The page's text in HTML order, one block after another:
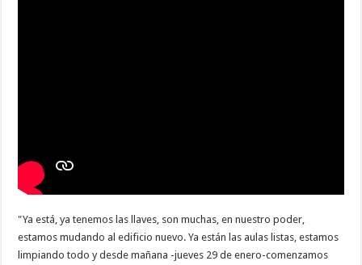
"Ya está, ya tenemos las llaves, son muchas, en nuestro poder,
estamos mudando al edificio nuevo. Ya están las aulas listas, estamos
limpiando todo y desde mañana -jueves 29 de enero-comenzamos